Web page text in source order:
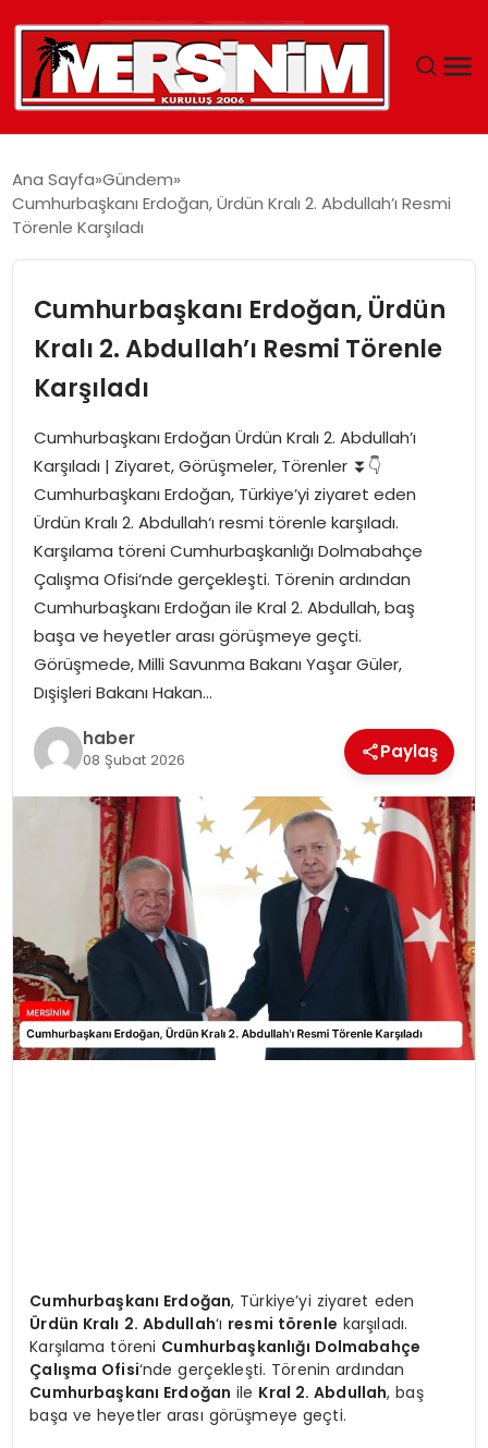
YAŞAM
EĞITIM
SPOR
EKONOMI
MAGAZIN
DÜNYA
OTOMOBIL
Ana Sayfa Gündem
Cumhurbaşkanı Erdoğan, Ürdün Kralı 2. Abdullah’ı Resmi
Törenle Karşıladı
Cumhurbaşkanı Erdoğan, Ürdün
Kralı 2. Abdullah’ı Resmi Törenle
Karşıladı
Cumhurbaşkanı Erdoğan Ürdün Kralı 2. Abdullah’ı
Karşıladı | Ziyaret, Görüşmeler, Törenler ⏬👇
Cumhurbaşkanı Erdoğan, Türkiye’yi ziyaret eden
Ürdün Kralı 2. Abdullah‘ı resmi törenle karşıladı.
Karşılama töreni Cumhurbaşkanlığı Dolmabahçe
Çalışma Ofisi‘nde gerçekleşti. Törenin ardından
Cumhurbaşkanı Erdoğan ile Kral 2. Abdullah, baş
başa ve heyetler arası görüşmeye geçti.
Görüşmede, Milli Savunma Bakanı Yaşar Güler,
Dışişleri Bakanı Hakan…
haber
08 Şubat 2026 Paylaş
Cumhurbaşkanı Erdoğan, Türkiye’yi ziyaret eden
Ürdün Kralı 2. Abdullah‘ı resmi törenle karşıladı.
Karşılama töreni Cumhurbaşkanlığı Dolmabahçe
Çalışma Ofisi‘nde gerçekleşti. Törenin ardından
Cumhurbaşkanı Erdoğan ile Kral 2. Abdullah, baş
başa ve heyetler arası görüşmeye geçti.